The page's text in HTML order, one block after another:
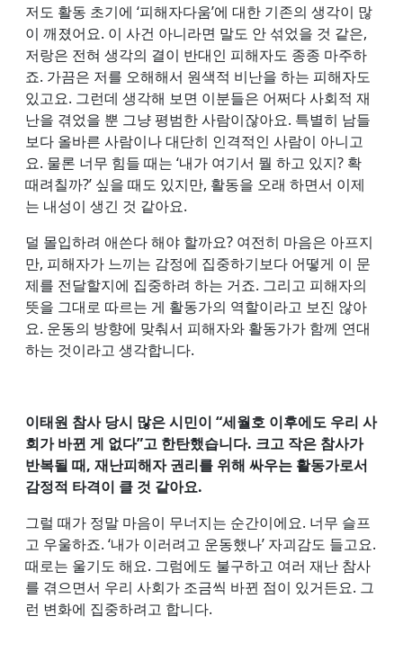
저도 활동 초기에 ‘피해자다움’에 대한 기존의 생각이 많
이 깨졌어요. 이 사건 아니라면 말도 안 섞었을 것 같은,
저랑은 전혀 생각의 결이 반대인 피해자도 종종 마주하
죠. 가끔은 저를 오해해서 원색적 비난을 하는 피해자도
있고요. 그런데 생각해 보면 이분들은 어쩌다 사회적 재
난을 겪었을 뿐 그냥 평범한 사람이잖아요. 특별히 남들
보다 올바른 사람이나 대단히 인격적인 사람이 아니고
요. 물론 너무 힘들 때는 ‘내가 여기서 뭘 하고 있지? 확
때려칠까?’ 싶을 때도 있지만, 활동을 오래 하면서 이제
는 내성이 생긴 것 같아요.
덜 몰입하려 애쓴다 해야 할까요? 여전히 마음은 아프지
만, 피해자가 느끼는 감정에 집중하기보다 어떻게 이 문
제를 전달할지에 집중하려 하는 거죠. 그리고 피해자의
뜻을 그대로 따르는 게 활동가의 역할이라고 보진 않아
요. 운동의 방향에 맞춰서 피해자와 활동가가 함께 연대
하는 것이라고 생각합니다.
이태원 참사 당시 많은 시민이 “세월호 이후에도 우리 사
회가 바뀐 게 없다”고 한탄했습니다. 크고 작은 참사가
반복될 때, 재난피해자 권리를 위해 싸우는 활동가로서
감정적 타격이 클 것 같아요.
그럴 때가 정말 마음이 무너지는 순간이에요. 너무 슬프
고 우울하죠. ‘내가 이러려고 운동했나’ 자괴감도 들고요.
때로는 울기도 해요. 그럼에도 불구하고 여러 재난 참사
를 겪으면서 우리 사회가 조금씩 바뀐 점이 있거든요. 그
런 변화에 집중하려고 합니다.